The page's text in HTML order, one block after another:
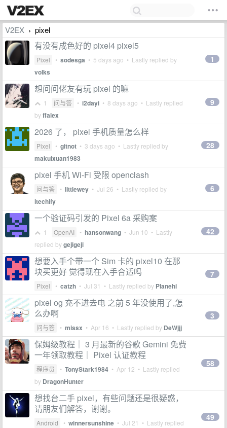
V2EX › pixel
有没有成色好的 pixel4 pixel5
Pixel • sodesga • 5 days ago • Lastly replied by
volks
1
想问问佬友有玩 pixel 的嘛
1 问与答 • i2dayi • 8 days ago • Lastly replied
byffalex
9
2026 了， pixel 手机质量怎么样
Pixel • gitnot • 3 days ago • Lastly replied by
makuixuan1983
28
pixel 手机 Wi-Fi 受限 openclash
问与答 • littlewey • Jul 26 • Lastly replied by
itechify
6
一个验证码引发的 Pixel 6a 采购案
1 OpenAI • hansonwang • Jun 10 • Lastly
replied bygejigeji
42
想要入手个带一个 Sim 卡的 pixel10 在那
块买更好 觉得现在入手合适吗
Pixel • catzh • Jul 31 • Lastly replied by Planehi
7
pixel og 充不进去电 之前 5 年没使用了,怎
么办啊
问与答 • missx • Apr 16 • Lastly replied by DeWjjj
3
保姆级教程｜ 3 月最新的谷歌 Gemini 免费
一年领取教程｜ Pixel 认证教程
程序员 • TonyStark1984 • Apr 12 • Lastly replied
by DragonHunter
58
想找台二手 pixel，有些问题还是很疑惑，
请朋友们解答，谢谢。
Android • winnersunshine • Jul 21 • Lastly replied
49